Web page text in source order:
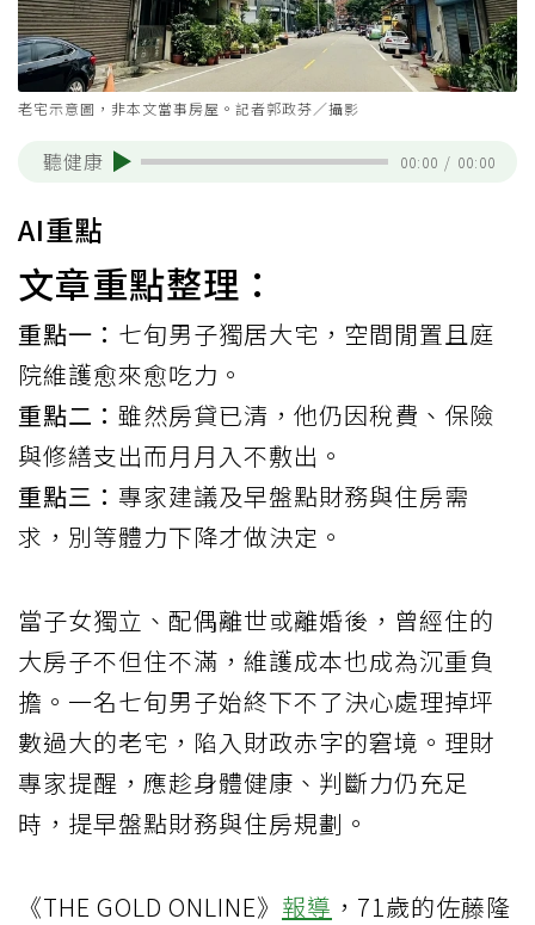
老宅示意圖，非本文當事房屋。記者郭政芬／攝影
聽健康 00:00 / 00:00
AI重點
文章重點整理：
重點一： 七旬男子獨居大宅，空間閒置且庭
院維護愈來愈吃力。
重點二： 雖然房貸已清，他仍因稅費、保險
與修繕支出而月月入不敷出。
重點三： 專家建議及早盤點財務與住房需
求，別等體力下降才做決定。
當子女獨立、配偶離世或離婚後，曾經住的
大房子不但住不滿，維護成本也成為沉重負
擔。一名七旬男子始終下不了決心處理掉坪
數過大的老宅，陷入財政赤字的窘境。理財
專家提醒，應趁身體健康、判斷力仍充足
時，提早盤點財務與住房規劃。
《THE GOLD ONLINE》 報導 ，71歲的佐藤隆